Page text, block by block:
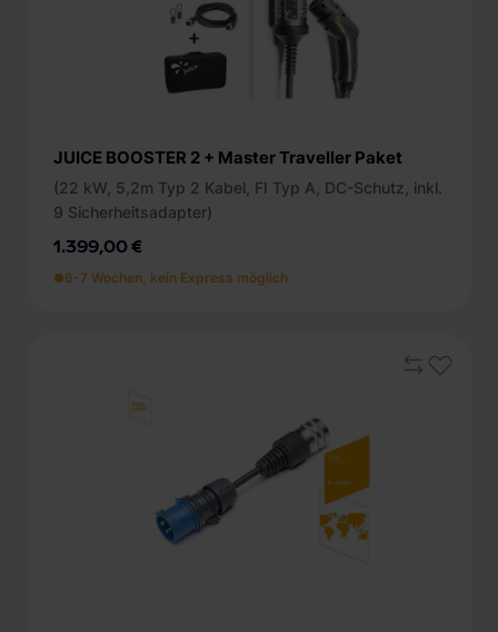
JUICE BOOSTER 2 + Master Traveller Paket
(22 kW, 5,2m Typ 2 Kabel, FI Typ A, DC-Schutz, inkl.
9 Sicherheitsadapter)
1.399,00 €
6-7 Wochen, kein Express möglich